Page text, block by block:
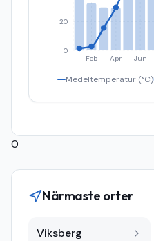
Feb Apr Jun
0
20
Medeltemperatur (°C)
0
Närmaste orter
Viksberg